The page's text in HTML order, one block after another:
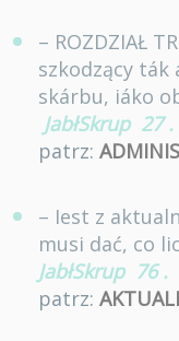
– ROZDZIAŁ
szkodzący
skárbu, iáko
JabłSkrup 27 .
patrz:
– Iest z
musi dać, co
JabłSkrup 76 .
patrz: